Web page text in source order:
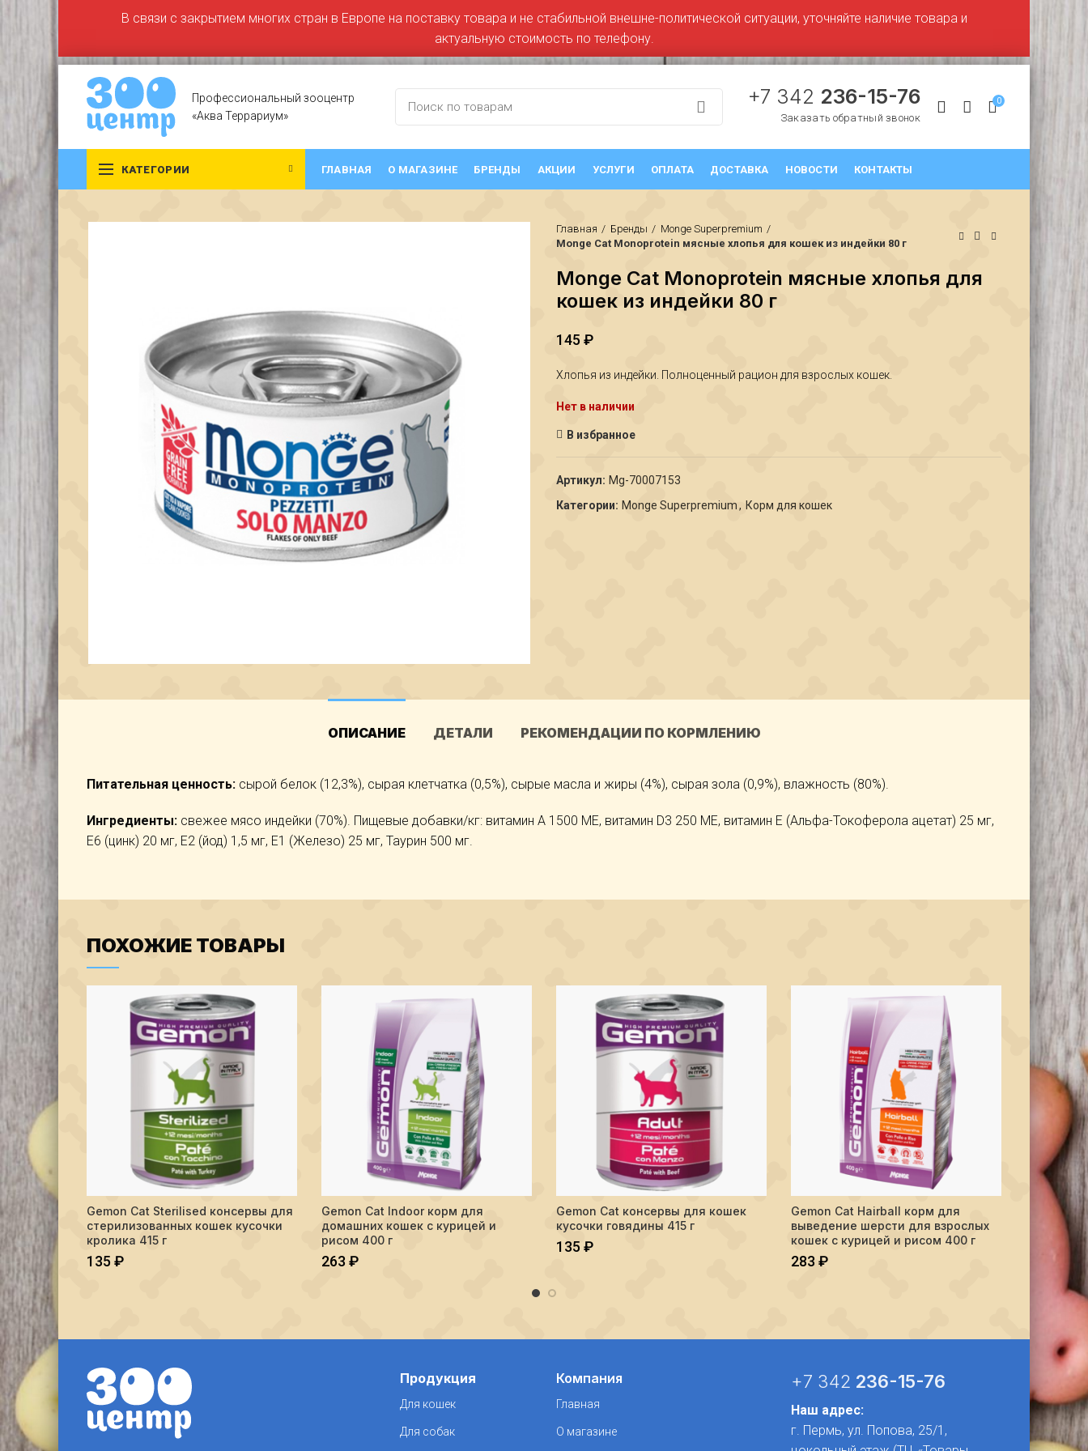
Профессиональный зооцентр
«Аква Террариум»
+7 342 236-15-76
Заказать обратный звонок
0
КАТЕГОРИИ ГЛАВНАЯ О МАГАЗИНЕ БРЕНДЫ АКЦИИ УСЛУГИ ОПЛАТА ДОСТАВКА НОВОСТИ КОНТАКТЫ
Главная Бренды
Monge Superpremium
Monge Cat Monoprotein мясные хлопья для кошек из индейки 80 г
Monge Cat Monoprotein мясные хлопья для
кошек из индейки 80 г
145₽
Хлопья из индейки. Полноценный рацион для взрослых кошек.
Нет в наличии
В избранное
Артикул: Мg-70007153
Категории: Monge Superpremium, Корм для кошек
ОПИСАНИЕ ДЕТАЛИ РЕКОМЕНДАЦИИ ПО КОРМЛЕНИЮ
Питательная ценность: сырой белок (12,3%), сырая клетчатка (0,5%), сырые масла и жиры (4%), сырая зола (0,9%), влажность (80%).
Ингредиенты: свежее мясо индейки (70%). Пищевые добавки/кг: витамин А 1500 МЕ, витамин D3 250 МЕ, витамин Е (Альфа-Токоферола ацетат) 25 мг,
Е6 (цинк) 20 мг, Е2 (йод) 1,5 мг, Е1 (Железо) 25 мг, Таурин 500 мг.
ПОХОЖИЕ ТОВАРЫ
ПОДРОБНЕЕ
Gemon Cat Sterilised консервы для
стерилизованных кошек кусочки
кролика 415 г
135₽
ПОДРОБНЕЕ
Gemon Cat Indoor корм для
домашних кошек с курицей и
рисом 400 г
263 ₽
ПОДРОБНЕЕ
Gemon Cat консервы для кошек
кусочки говядины 415 г
135₽
ПОДРОБНЕЕ
Gemon Cat Hairball корм для
выведение шерсти для взрослых
кошек с курицей и рисом 400 г
283₽
Karmy
Продукция
Для кошек
Для собак
Компания
Главная
О магазине
+7 342 236-15-76
Наш адрес:
г. Пермь, ул. Попова, 25/1​,
В связи с закрытием многих стран в Европе на поставку товара и не стабильной внешне-политической ситуации, уточняйте наличие товара и
актуальную стоимость по телефону.